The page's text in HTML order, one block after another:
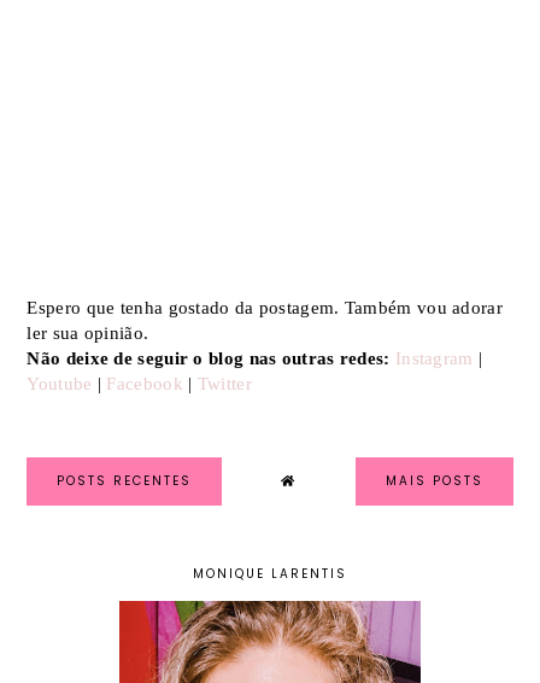
Espero que tenha gostado da postagem. Também vou adorar
ler sua opinião.
Não deixe de seguir o blog nas outras redes: Instagram |
Youtube | Facebook | Twitter
POSTS RECENTES MAIS POSTS
MONIQUE LARENTIS